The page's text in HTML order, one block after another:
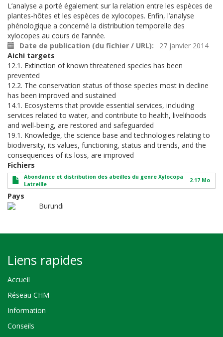
L’analyse a porté également sur la relation entre les espèces de
plantes-hôtes et les espèces de xylocopes. Enfin, l’analyse
phénologique a concerné la distribution temporelle des
xylocopes au cours de l’année.
Date de publication (du fichier / URL)
27 janvier 2014
Aichi targets
12.1. Extinction of known threatened species has been
prevented
12.2. The conservation status of those species most in decline
has been improved and sustained
14.1. Ecosystems that provide essential services, including
services related to water, and contribute to health, livelihoods
and well-being, are restored and safeguarded
19.1. Knowledge, the science base and technologies relating to
biodiversity, its values, functioning, status and trends, and the
consequences of its loss, are improved
Fichiers
Abondance et distribution des abeilles du genre Xylocopa
Latreille
2.17 Mo
Pays
Burundi
Liens rapides
Accueil
Réseau CHM
Information
Conseils